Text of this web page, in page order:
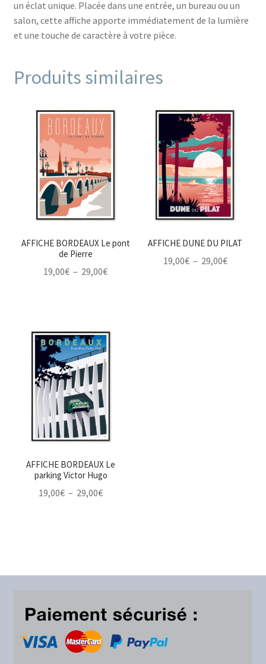
un éclat unique. Placée dans une entrée, un bureau ou un
salon, cette affiche apporte immédiatement de la lumière
et une touche de caractère à votre pièce.
Produits similaires
AFFICHE BORDEAUX Le pont
de Pierre
19,00€ – 29,00€Plage
à
AFFICHE DUNE DU PILAT
19,00€ – 29,00€Plage
AFFICHE BORDEAUX Le
parking Victor Hugo
19,00€ – 29,00€Plage